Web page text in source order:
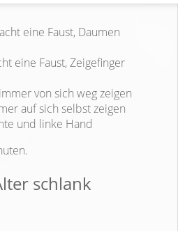
eine Faust, Daumen
eine Faust, Zeigefinger
von sich weg zeigen
auf sich selbst zeigen
und linke Hand
schlank